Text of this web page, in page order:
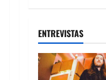
ENTREVISTAS